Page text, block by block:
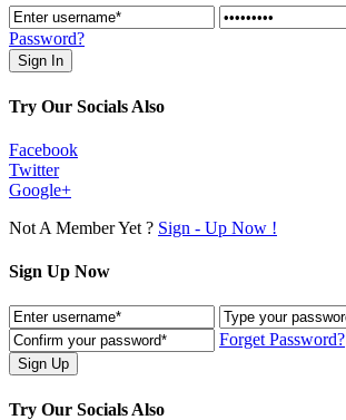
Password?
Try Our Socials Also
Facebook
Twitter
Google+
Not A Member Yet ? Sign - Up Now !
Sign Up Now
Forget Password?
Try Our Socials Also